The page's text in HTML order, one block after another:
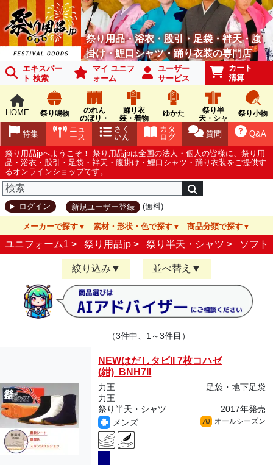
祭り用品・浴衣・股引・足袋・袢天・腹
掛け・鯉口シャツ・踊り衣装の専門店
エキスパー
ト 検索
マイ ユニフ
ォーム
ユーザー
サービス
カート
清算
HOME 祭り鳴物
のれん
のぼり・
踊り衣
装・着物
ゆかた
祭り半
天・シャ
祭り小物
Q&A
質問
カタ
ログ
さく
いん
ニュ
ース
特集
祭り用品jpへようこそ！ 祭り用品jpは全国の法人・個人の皆様に、祭り用
品・浴衣・股引・足袋・袢天・腹掛け・鯉口シャツ・踊り衣装をご提供す
るオンラインショップです。
ログイン 新規ユーザー登録 (無料)
メーカーで探す 素材・形状・色で探す 商品分類で探す
ユニフォーム1 > 祭り用品jp > 祭り半天・シャツ > ソフト
絞り込み 並べ替え
（3件中、1～3件目）
NEWはだしタビII 7枚コハゼ
(紺) BNH7II
力王
足袋・地下足袋
力王
祭り半天・シャツ
2017年発売
メンズ
All オールシーズン